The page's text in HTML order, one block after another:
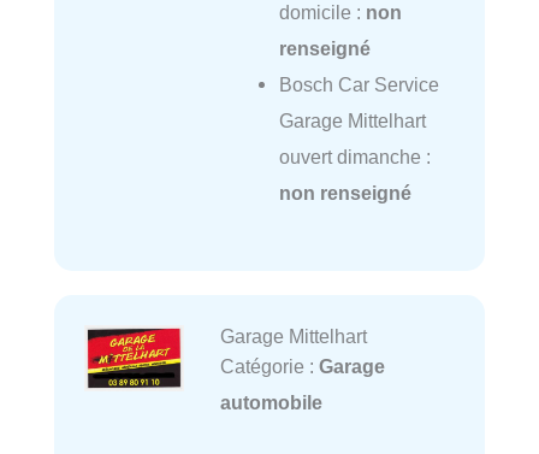
domicile : non
renseigné
Bosch Car Service
Garage Mittelhart
ouvert dimanche :
non renseigné
Garage Mittelhart
Catégorie : Garage
automobile